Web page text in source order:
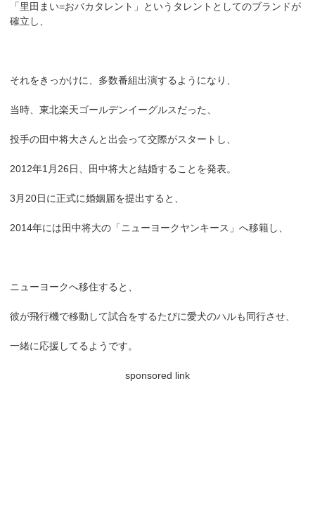
「里田まい=おバカタレント」というタレントとしてのブランドが
確立し、
それをきっかけに、多数番組出演するようになり、
当時、東北楽天ゴールデンイーグルスだった、
投手の田中将大さんと出会って交際がスタートし、
2012年1月26日、田中将大と結婚することを発表。
3月20日に正式に婚姻届を提出すると、
2014年には田中将大の「ニューヨークヤンキース」へ移籍し、
ニューヨークへ移住すると、
彼が飛行機で移動して試合をするたびに愛犬のハルも同行させ、
一緒に応援してるようです。
sponsored link